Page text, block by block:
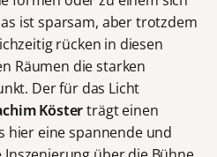
ist sparsam, aber trotzdem
rücken in diesen
Räumen die starken
Der für das Licht
Kösterträgt einen
hier eine spannende und